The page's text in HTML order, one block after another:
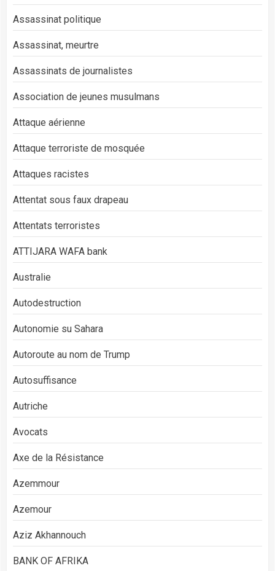
Assassinat politique
Assassinat, meurtre
Assassinats de journalistes
Association de jeunes musulmans
Attaque aérienne
Attaque terroriste de mosquée
Attaques racistes
Attentat sous faux drapeau
Attentats terroristes
ATTIJARA WAFA bank
Australie
Autodestruction
Autonomie su Sahara
Autoroute au nom de Trump
Autosuffisance
Autriche
Avocats
Axe de la Résistance
Azemmour
Azemour
Aziz Akhannouch
BANK OF AFRIKA